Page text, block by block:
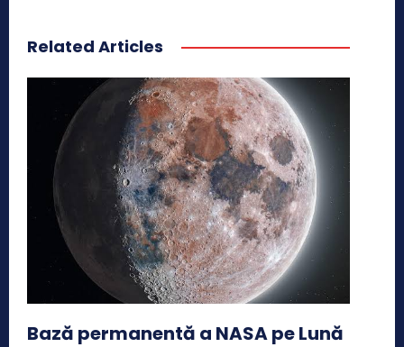
Related Articles
Bază permanentă a NASA pe Lună